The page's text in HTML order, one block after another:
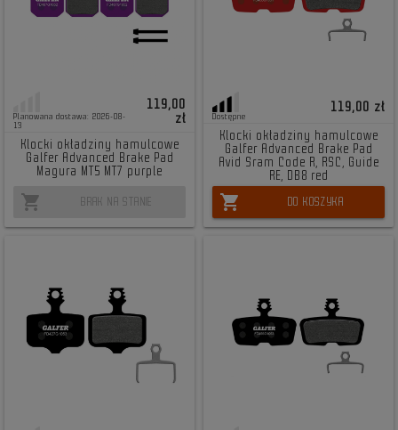
Planowana dostawa: 2026-08-
13
119,00
zł
Klocki okładziny hamulcowe
Galfer Advanced Brake Pad
Magura MT5 MT7 purple
shopping_cart BRAK NA STANIE
Dostępne
119,00 zł
Klocki okładziny hamulcowe
Galfer Advanced Brake Pad
Avid Sram Code R, RSC, Guide
RE, DB8 red
shopping_cart DO KOSZYKA